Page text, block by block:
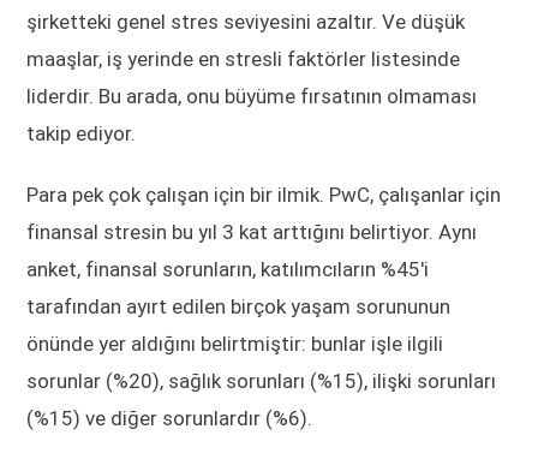
şirketteki genel stres seviyesini azaltır. Ve düşük
maaşlar, iş yerinde en stresli faktörler listesinde
liderdir. Bu arada, onu büyüme fırsatının olmaması
takip ediyor.
Para pek çok çalışan için bir ilmik. PwC, çalışanlar için
finansal stresin bu yıl 3 kat arttığını belirtiyor. Aynı
anket, finansal sorunların, katılımcıların %45'i
tarafından ayırt edilen birçok yaşam sorununun
önünde yer aldığını belirtmiştir: bunlar işle ilgili
sorunlar (%20), sağlık sorunları (%15), ilişki sorunları
(%15) ve diğer sorunlardır (%6).